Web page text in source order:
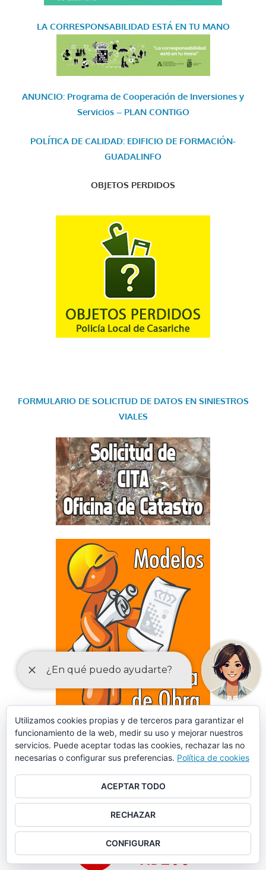
LA CORRESPONSABILIDAD ESTÁ EN TU MANO
ANUNCIO: Programa de Cooperación de Inversiones y
Servicios – PLAN CONTIGO
POLÍTICA DE CALIDAD: EDIFICIO DE FORMACIÓN-
GUADALINFO
OBJETOS PERDIDOS
FORMULARIO DE SOLICITUD DE DATOS EN SINIESTROS
VIALES
DECLARACIONES RESPONSABLES Y COMUNICACIONES
PREVIAS PARA EL EJERCICIO DE ACTIVIDADES
Utilizamos cookies propias y de terceros para garantizar el
funcionamiento de la web, medir su uso y mejorar nuestros
servicios. Puede aceptar todas las cookies, rechazar las no
necesarias o configurar sus preferencias. Política de cookies
ACEPTAR TODO
RECHAZAR
CONFIGURAR